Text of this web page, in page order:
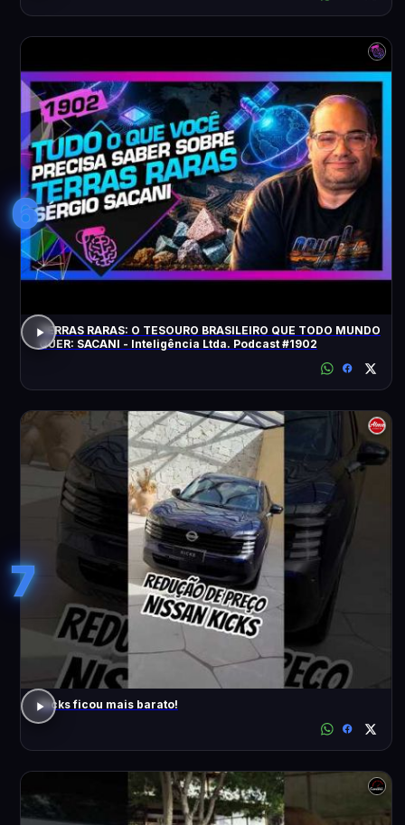
6
TERRAS RARAS: O TESOURO BRASILEIRO QUE TODO MUNDO
QUER: SACANI - Inteligência Ltda. Podcast #1902
7
Kicks ficou mais barato!